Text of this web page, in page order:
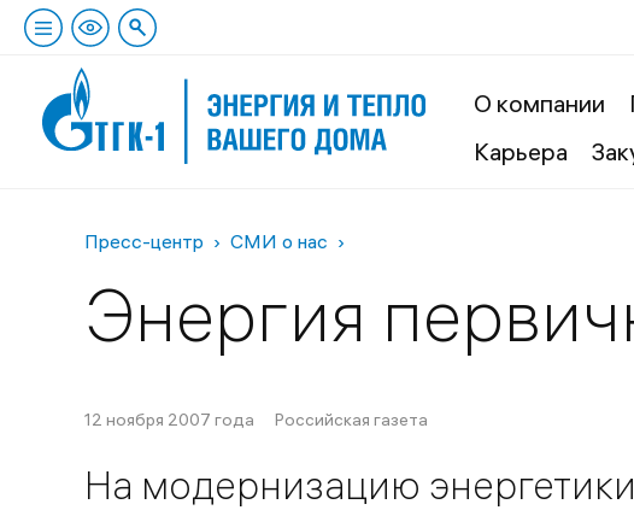
О компании
Карьера
Пресс-центр СМИ о нас
Энергия
12 ноября 2007 года Российская газета
На модернизацию